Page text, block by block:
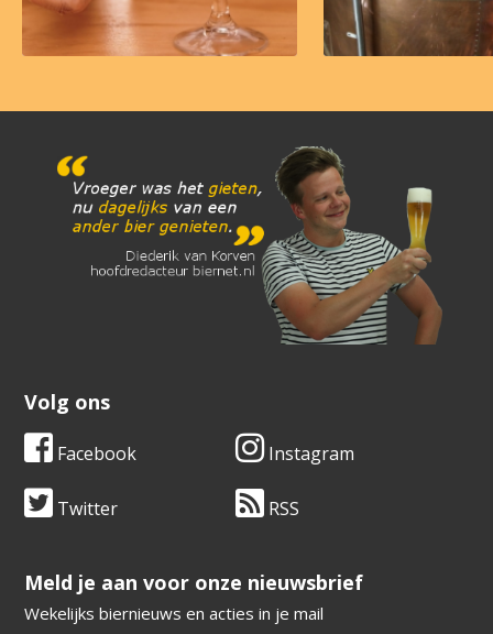
Volg ons
Facebook Instagram
Twitter RSS
​​​​​​​Meld je aan voor onze nieuwsbrief
Wekelijks biernieuws en acties in je mail